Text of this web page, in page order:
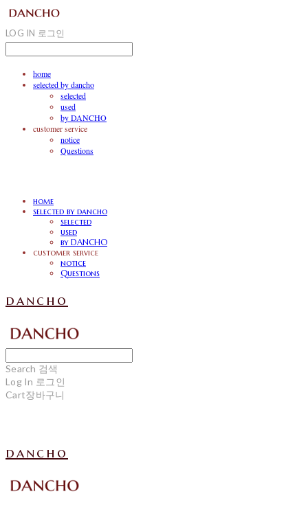
LOG IN 로그인
home
selected by dancho
selected
used
by DANCHO
customer service
notice
Questions
home
selected by dancho
selected
used
by DANCHO
customer service
notice
Questions
dancho
Search 검색
Log In 로그인
Cart장바구니
dancho